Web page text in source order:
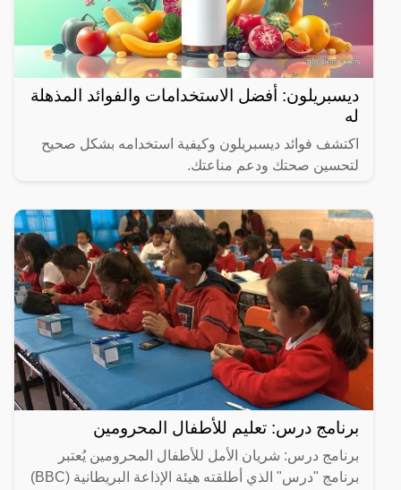
ديسبريلون: أفضل الاستخدامات والفوائد المذهلة
له
اكتشف فوائد ديسبريلون وكيفية استخدامه بشكل صحيح
لتحسين صحتك ودعم مناعتك.
برنامج درس: تعليم للأطفال المحرومين
برنامج درس: شريان الأمل للأطفال المحرومين يُعتبر
برنامج "درس" الذي أطلقته هيئة الإذاعة البريطانية (BBC)